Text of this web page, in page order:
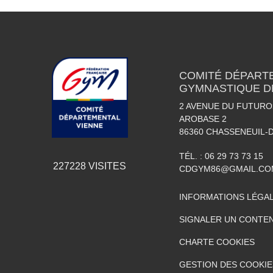
227228 VISITES
COMITÉ
GYMNASTIQUE
2 AVENUE DU
AROBASE 2
86360 CHASSENEUIL-
TÉL. : 06 29 73 73 15
INFORMATIONS
SIGNALER UN
CHARTE COOKIES
GESTION DES